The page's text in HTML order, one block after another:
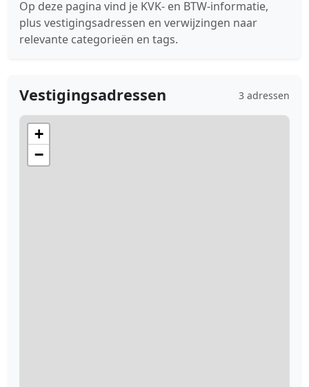
Op deze pagina vind je KVK- en BTW-informatie,
plus vestigingsadressen en verwijzingen naar
relevante categorieën en tags.
Vestigingsadressen 3 adressen
+
−